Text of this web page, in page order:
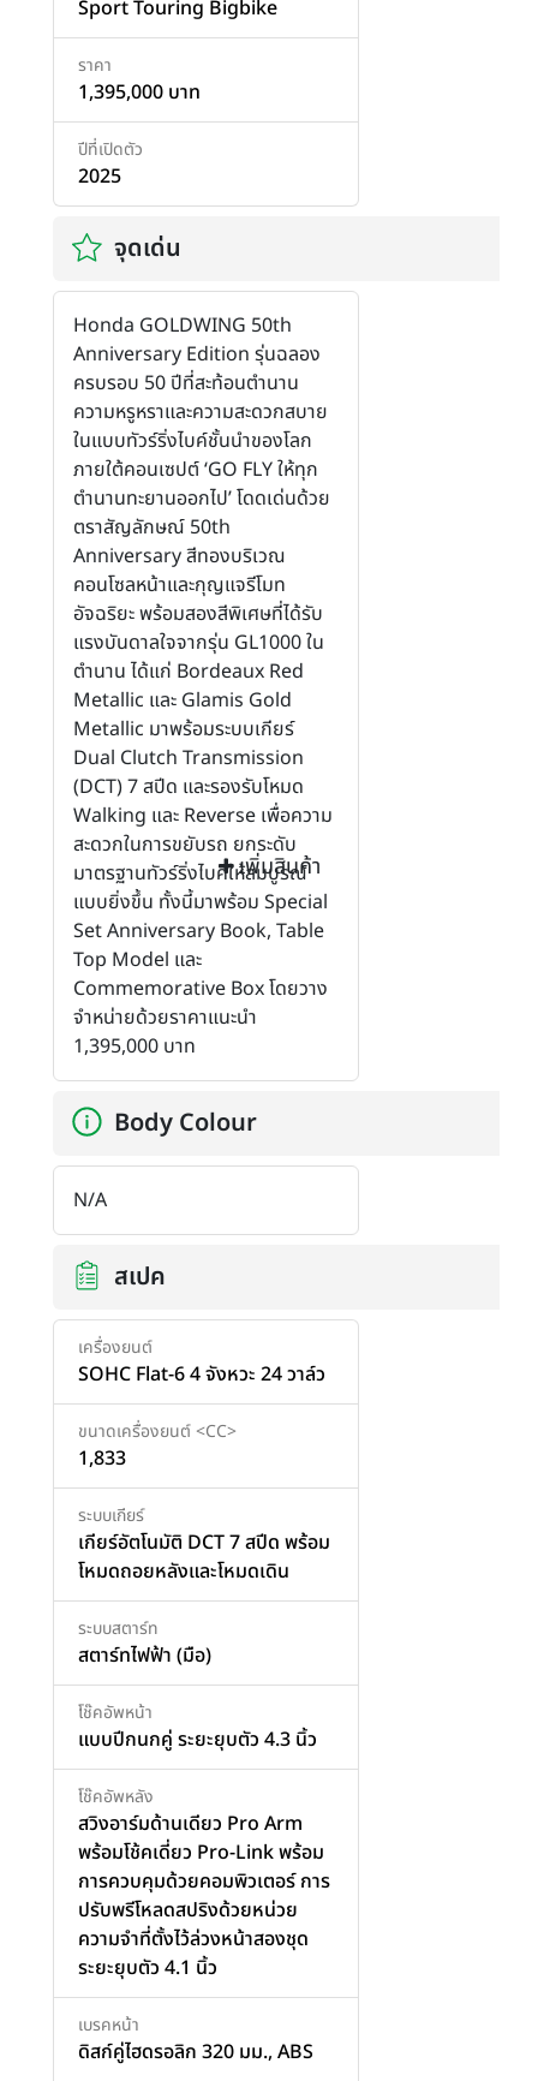
เพิ่มสินค้า
Sport Touring Bigbike
ราคา
1,395,000 บาท
ปีที่เปิดตัว
2025
จุดเด่น
Honda GOLDWING 50th
Anniversary Edition รุ่นฉลอง
ครบรอบ 50 ปีที่สะท้อนตำนาน
ความหรูหราและความสะดวกสบาย
ในแบบทัวร์ริ่งไบค์ชั้นนำของโลก
ภายใต้คอนเซปต์ ‘GO FLY ให้ทุก
ตำนานทะยานออกไป’ โดดเด่นด้วย
ตราสัญลักษณ์ 50th
Anniversary สีทองบริเวณ
คอนโซลหน้าและกุญแจรีโมท
อัจฉริยะ พร้อมสองสีพิเศษที่ได้รับ
แรงบันดาลใจจากรุ่น GL1000 ใน
ตำนาน ได้แก่ Bordeaux Red
Metallic และ Glamis Gold
Metallic มาพร้อมระบบเกียร์
Dual Clutch Transmission
(DCT) 7 สปีด และรองรับโหมด
Walking และ Reverse เพื่อความ
สะดวกในการขยับรถ ยกระดับ
มาตรฐานทัวร์ริ่งไบค์ให้สมบูรณ์
แบบยิ่งขึ้น ทั้งนี้มาพร้อม Special
Set Anniversary Book, Table
Top Model และ
Commemorative Box โดยวาง
จำหน่ายด้วยราคาแนะนำ
1,395,000 บาท
Body Colour
N/A
สเปค
เครื่องยนต์
SOHC Flat-6 4 จังหวะ 24 วาล์ว
ขนาดเครื่องยนต์ <CC>
1,833
ระบบเกียร์
เกียร์อัตโนมัติ DCT 7 สปีด พร้อม
โหมดถอยหลังและโหมดเดิน
ระบบสตาร์ท
สตาร์ทไฟฟ้า (มือ)
โช๊คอัพหน้า
แบบปีกนกคู่ ระยะยุบตัว 4.3 นิ้ว
โช๊คอัพหลัง
สวิงอาร์มด้านเดียว Pro Arm
พร้อมโช้คเดี่ยว Pro-Link พร้อม
การควบคุมด้วยคอมพิวเตอร์ การ
ปรับพรีโหลดสปริงด้วยหน่วย
ความจำที่ตั้งไว้ล่วงหน้าสองชุด
ระยะยุบตัว 4.1 นิ้ว
เบรคหน้า
ดิสก์คู่ไฮดรอลิก 320 มม., ABS